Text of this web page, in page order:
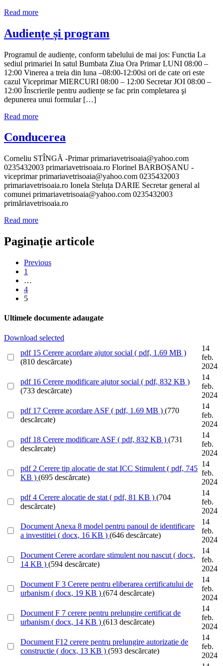
Read more
Audiențe și program
Programul de audiențe, conform tabelului de mai jos: Functia La
sediul primariei In satul Bumbata Ziua Ora Primar LUNI 08:00 –
12:00 Vinerea a treia din luna –08:00-12:00si ori de cate ori este
cazul Viceprimar MIERCURI 08:00 – 12:00 Secretar JOI 08:00 –
12:00 Înscrierile pentru audiențe se fac prin completarea şi
depunerea unui formular […]
Read more
Conducerea
Corneliu STÎNGĂ -Primar primariavetrisoaia@yahoo.com
0235432003 primariavetrisoaia.ro Florinel BARBOȘANU -
viceprimar primariavetrisoaia@yahoo.com 0235432003
primariavetrisoaia.ro Ionela Steluța DARIE Secretar general al
comunei primariavetrisoaia@yahoo.com 0235432003
primăriavetrisoaia.ro
Read more
Paginație articole
Previous
1
…
4
5
Ultimele documente adaugate
Download selected
pdf 15 Cerere acordare ajutor social ( pdf, 1.69 MB )
(810 descărcate)
14
feb.
2024
pdf 16 Cerere modificare ajutor social ( pdf, 832 KB )
(733 descărcate)
14
feb.
2024
pdf 17 Cerere acordare ASF ( pdf, 1.69 MB ) (770
descărcate)
14
feb.
2024
pdf 18 Cerere modificare ASF ( pdf, 832 KB ) (731
descărcate)
14
feb.
2024
pdf 2 Cerere tip alocatie de stat ICC Stimulent ( pdf, 745
KB ) (695 descărcate)
14
feb.
2024
pdf 4 Cerere alocatie de stat ( pdf, 81 KB ) (704
descărcate)
14
feb.
2024
Document Anexa 8 model pentru panoul de identificare
a investitiei ( docx, 16 KB ) (646 descărcate)
14
feb.
2024
Document Cerere acordare stimulent nou nascut ( docx,
14 KB ) (594 descărcate)
14
feb.
2024
Document F 3 Cerere pentru eliberarea certificatului de
urbanism ( docx, 19 KB ) (674 descărcate)
14
feb.
2024
Document F 7 cerere pentru prelungire certificat de
urbanism ( docx, 14 KB ) (613 descărcate)
14
feb.
2024
Document F12 cerere pentru prelungire autorizatie de
constructie ( docx, 13 KB ) (593 descărcate)
14
feb.
2024